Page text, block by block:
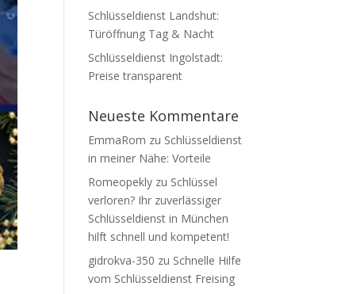
Schlüsseldienst Landshut:
Türöffnung Tag & Nacht
Schlüsseldienst Ingolstadt:
Preise transparent
Neueste Kommentare
EmmaRom zu Schlüsseldienst
in meiner Nähe: Vorteile
Romeopekly zu Schlüssel
verloren? Ihr zuverlässiger
Schlüsseldienst in München
hilft schnell und kompetent!
gidrokva-350 zu Schnelle Hilfe
vom Schlüsseldienst Freising